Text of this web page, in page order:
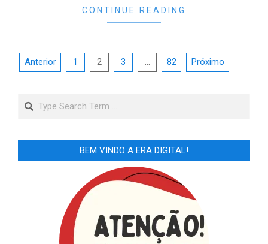
CONTINUE READING
Paginação
posts
Anterior 1 2 3 … 82 Próximo
Search
BEM VINDO A ERA DIGITAL!